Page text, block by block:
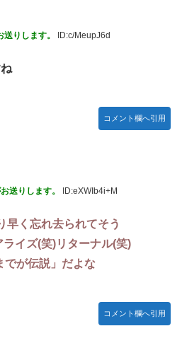
ル」+埋めネタ「ファイアホイール
「武人系敵幹部」に付きまといがち
前髪あり”の新ヘアスタイルに「新
受注が700台超 7月販売は125台
く分からないまま新しい映画が終わ
りします。 ID:c/MeupJ6d
コメント欄へ引用
送りします。 ID:eXWIb4i+M
早く忘れ去られてそう
イズ(笑)リターナル(笑)
でが伝説」だよな
コメント欄へ引用